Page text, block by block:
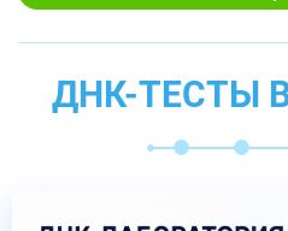
ДНК-ТЕСТЫ